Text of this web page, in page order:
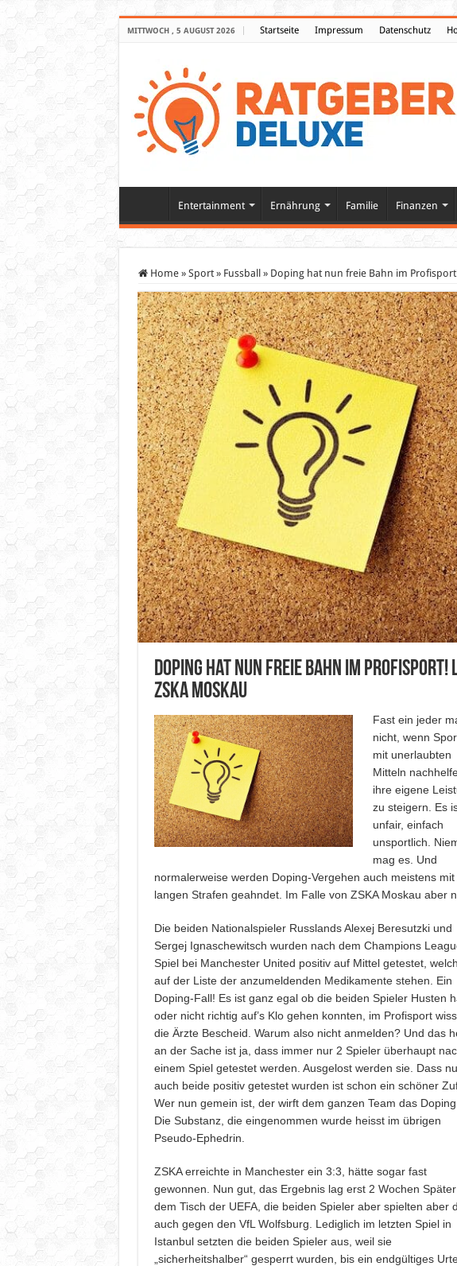
MITTWOCH , 5 AUGUST 2026 Startseite Impressum Datenschutz
Entertainment Ernährung Familie Finanzen
Home » Sport » Fussball » Doping hat nun freie Bahn im
Doping hat nun freie Bahn im
ZSKA Moskau
Fast ein jeder
nicht, wenn
mit unerlaubten
Mitteln
ihre eigene
zu steigern. Es
unfair, einfach
unsportlich.
mag es. Und
normalerweise werden Doping-Vergehen auch meistens mit
langen Strafen geahndet. Im Falle von ZSKA Moskau aber
Die beiden Nationalspieler Russlands Alexej Beresutzki und
Sergej Ignaschewitsch wurden nach dem Champions
Spiel bei Manchester United positiv auf Mittel getestet,
auf der Liste der anzumeldenden Medikamente stehen. Ein
Doping-Fall! Es ist ganz egal ob die beiden Spieler Husten
oder nicht richtig auf’s Klo gehen konnten, im Profisport
die Ärzte Bescheid. Warum also nicht anmelden? Und das
an der Sache ist ja, dass immer nur 2 Spieler überhaupt
einem Spiel getestet werden. Ausgelost werden sie. Dass
auch beide positiv getestet wurden ist schon ein schöner
Wer nun gemein ist, der wirft dem ganzen Team das Doping
Die Substanz, die eingenommen wurde heisst im übrigen
Pseudo-Ephedrin.
ZSKA erreichte in Manchester ein 3:3, hätte sogar fast
gewonnen. Nun gut, das Ergebnis lag erst 2 Wochen
dem Tisch der UEFA, die beiden Spieler aber spielten aber
auch gegen den VfL Wolfsburg. Lediglich im letzten Spiel in
Istanbul setzten die beiden Spieler aus, weil sie
„sicherheitshalber“ gesperrt wurden, bis ein endgültiges